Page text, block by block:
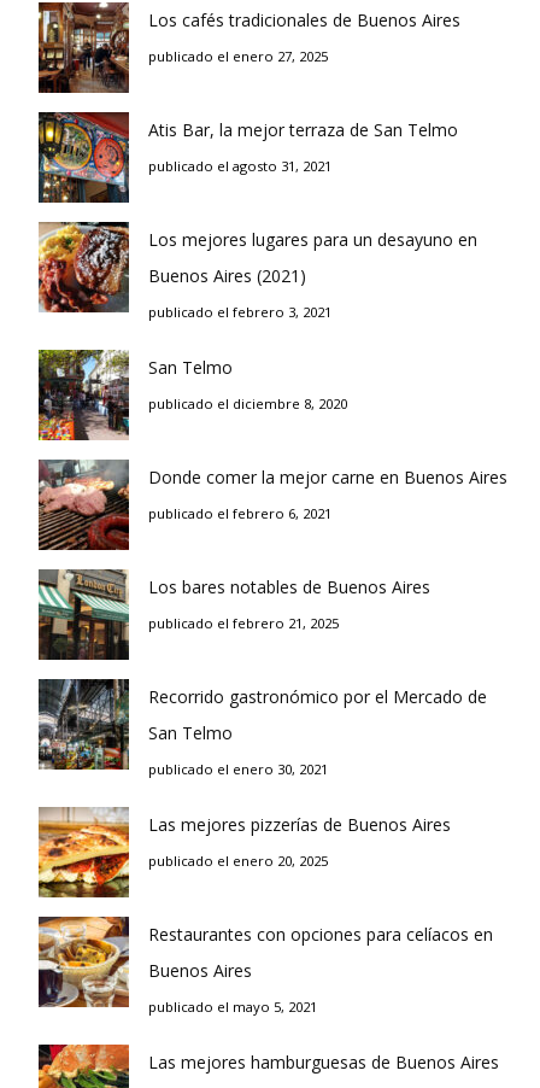
Los cafés tradicionales de Buenos Aires
publicado el enero 27, 2025
Atis Bar, la mejor terraza de San Telmo
publicado el agosto 31, 2021
Los mejores lugares para un desayuno en
Buenos Aires (2021)
publicado el febrero 3, 2021
San Telmo
publicado el diciembre 8, 2020
Donde comer la mejor carne en Buenos Aires
publicado el febrero 6, 2021
Los bares notables de Buenos Aires
publicado el febrero 21, 2025
Recorrido gastronómico por el Mercado de
San Telmo
publicado el enero 30, 2021
Las mejores pizzerías de Buenos Aires
publicado el enero 20, 2025
Restaurantes con opciones para celíacos en
Buenos Aires
publicado el mayo 5, 2021
Las mejores hamburguesas de Buenos Aires